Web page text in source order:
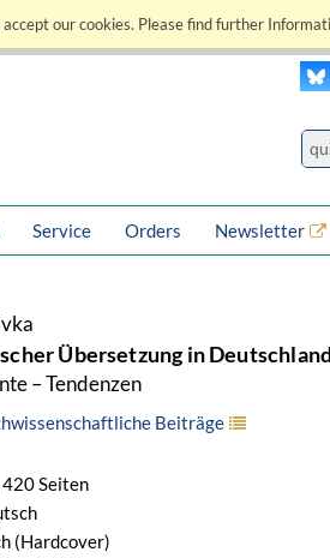
our cookies. Please find further
Service Orders Newsletter
Übersetzung in Deutschland
– Tendenzen
Beiträge
Seiten
(Hardcover)